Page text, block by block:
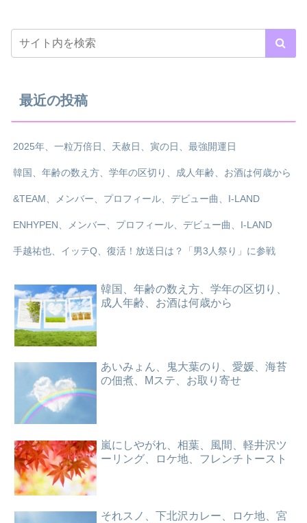
最近の投稿
2025年、一粒万倍日、天赦日、寅の日、最強開運日
韓国、年齢の数え方、学年の区切り、成人年齢、お酒は何歳から
&TEAM、メンバー、プロフィール、デビュー曲、I-LAND
ENHYPEN、メンバー、プロフィール、デビュー曲、I-LAND
手越祐也、イッテQ、復活！放送日は？「男3人祭り」に参戦
韓国、年齢の数え方、学年の区切り、
成人年齢、お酒は何歳から
あいみょん、鬼大葉のり、愛媛、海苔
の佃煮、Mステ、お取り寄せ
嵐にしやがれ、相葉、風間、軽井沢ツ
ーリング、ロケ地、フレンチトースト
それスノ、下北沢カレー、ロケ地、宮